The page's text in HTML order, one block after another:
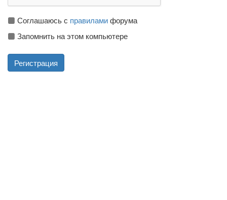
Соглашаюсь с правиламифорума
Запомнить на этом компьютере